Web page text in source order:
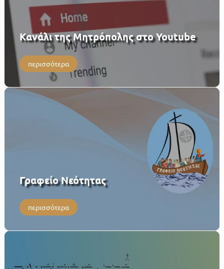
Κανάλι της Μητρόπολης στο Youtube
περισσότερα
Γραφείο Νεότητας
περισσότερα